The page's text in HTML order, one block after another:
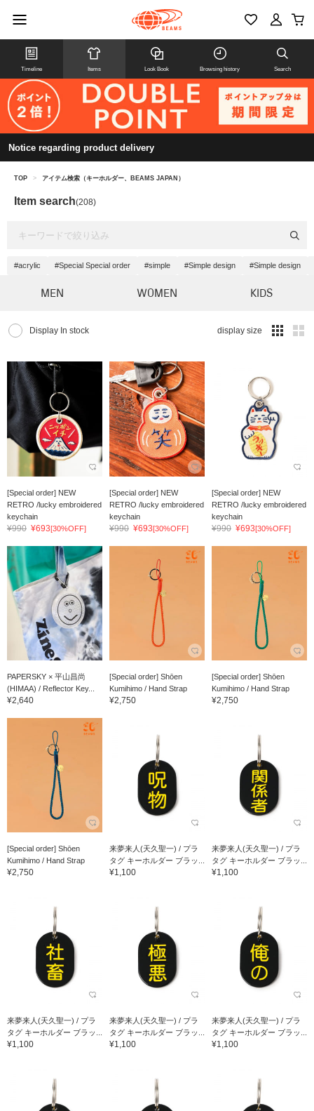
Timeline Items Look Book Browsing history Search
Notice regarding product delivery
TOP > アイテム検索（キーホルダー、BEAMS JAPAN）
Item search(208)
#acrylic #Special Special order #simple #Simple design #Simple design
MEN WOMEN KIDS
Display In stock display size
[Special order] NEW
RETRO /lucky embroidered
keychain
¥990 ¥693[30%OFF]
[Special order] NEW
RETRO /lucky embroidered
keychain
¥990 ¥693[30%OFF]
[Special order] NEW
RETRO /lucky embroidered
keychain
¥990 ¥693[30%OFF]
PAPERSKY × 平山昌尚
(HIMAA) / Reflector Key...
¥2,640
[Special order] Shōen
Kumihimo / Hand Strap
¥2,750
[Special order] Shōen
Kumihimo / Hand Strap
¥2,750
[Special order] Shōen
Kumihimo / Hand Strap
¥2,750
来夢来人(天久聖一) / プラ
タグ キーホルダー ブラッ...
¥1,100
来夢来人(天久聖一) / プラ
タグ キーホルダー ブラッ...
¥1,100
来夢来人(天久聖一) / プラ
タグ キーホルダー ブラッ...
¥1,100
来夢来人(天久聖一) / プラ
タグ キーホルダー ブラッ...
¥1,100
来夢来人(天久聖一) / プラ
タグ キーホルダー ブラッ...
¥1,100